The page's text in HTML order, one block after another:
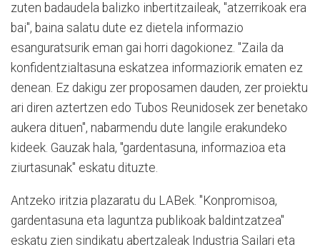
zuten badaudela balizko inbertitzaileak, "atzerrikoak era
bai", baina salatu dute ez dietela informazio
esanguratsurik eman gai horri dagokionez. "Zaila da
konfidentzialtasuna eskatzea informaziorik ematen ez
denean. Ez dakigu zer proposamen dauden, zer proiektu
ari diren aztertzen edo Tubos Reunidosek zer benetako
aukera dituen", nabarmendu dute langile erakundeko
kideek. Gauzak hala, "gardentasuna, informazioa eta
ziurtasunak" eskatu dituzte.
Antzeko iritzia plazaratu du LABek. "Konpromisoa,
gardentasuna eta laguntza publikoak baldintzatzea"
eskatu zien sindikatu abertzaleak Industria Sailari eta